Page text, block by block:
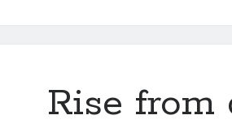
Rise from